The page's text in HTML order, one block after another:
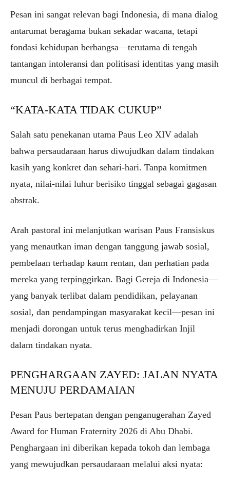
Pesan ini sangat relevan bagi Indonesia, di mana dialog
antarumat beragama bukan sekadar wacana, tetapi
fondasi kehidupan berbangsa—terutama di tengah
tantangan intoleransi dan politisasi identitas yang masih
muncul di berbagai tempat.
“KATA-KATA TIDAK CUKUP”
Salah satu penekanan utama Paus Leo XIV adalah
bahwa persaudaraan harus diwujudkan dalam tindakan
kasih yang konkret dan sehari-hari. Tanpa komitmen
nyata, nilai-nilai luhur berisiko tinggal sebagai gagasan
abstrak.
Arah pastoral ini melanjutkan warisan Paus Fransiskus
yang menautkan iman dengan tanggung jawab sosial,
pembelaan terhadap kaum rentan, dan perhatian pada
mereka yang terpinggirkan. Bagi Gereja di Indonesia—
yang banyak terlibat dalam pendidikan, pelayanan
sosial, dan pendampingan masyarakat kecil—pesan ini
menjadi dorongan untuk terus menghadirkan Injil
dalam tindakan nyata.
PENGHARGAAN ZAYED: JALAN NYATA
MENUJU PERDAMAIAN
Pesan Paus bertepatan dengan penganugerahan Zayed
Award for Human Fraternity 2026 di Abu Dhabi.
Penghargaan ini diberikan kepada tokoh dan lembaga
yang mewujudkan persaudaraan melalui aksi nyata: